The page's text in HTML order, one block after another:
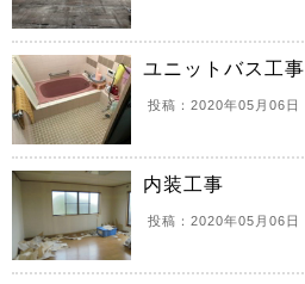
ユニットバス工事
投稿：2020年05月06日
内装工事
投稿：2020年05月06日